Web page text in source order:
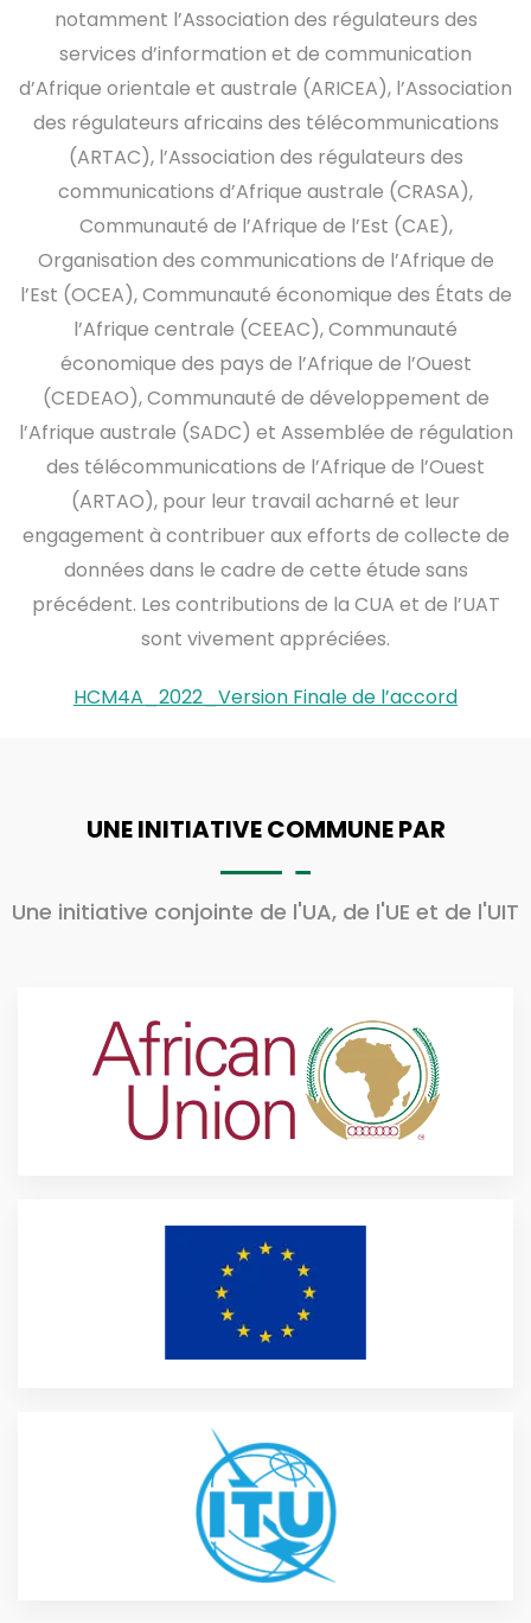
notamment l’Association des régulateurs des
services d’information et de communication
d’Afrique orientale et australe (ARICEA), l’Association
des régulateurs africains des télécommunications
(ARTAC), l’Association des régulateurs des
communications d’Afrique australe (CRASA),
Communauté de l’Afrique de l’Est (CAE),
Organisation des communications de l’Afrique de
l’Est (OCEA), Communauté économique des États de
l’Afrique centrale (CEEAC), Communauté
économique des pays de l’Afrique de l’Ouest
(CEDEAO), Communauté de développement de
l’Afrique australe (SADC) et Assemblée de régulation
des télécommunications de l’Afrique de l’Ouest
(ARTAO), pour leur travail acharné et leur
engagement à contribuer aux efforts de collecte de
données dans le cadre de cette étude sans
précédent. Les contributions de la CUA et de l’UAT
sont vivement appréciées.
HCM4A_2022_Version Finale de l’accord
UNE INITIATIVE COMMUNE PAR
Une initiative conjointe de l'UA, de l'UE et de l'UIT